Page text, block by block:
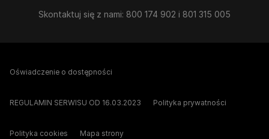
Skontaktuj się z nami: 800 174 902 i 801 315 005
Oświadczenie o dostępności
REGULAMIN SERWISU OD 16.03.2023 Polityka prywatności
Polityka cookies Mapa strony